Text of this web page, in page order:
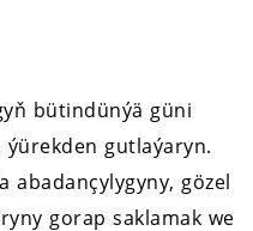
bütindünýä güni
gutlaýaryn.
abadançylygyny, gözel
gorap saklamak we